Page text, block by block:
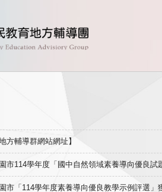
地方輔導群網站網址】
市114學年度「國中自然領域素養導向優良試
市「114學年度素養導向優良教學示例評選」